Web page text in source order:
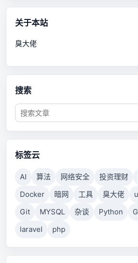
关于本站
臭大佬
搜索
标签云
AI 算法 网络安全 投资理财
Docker
暗网 工具 臭大佬
Git
MYSQL 杂谈 Python
laravel
php